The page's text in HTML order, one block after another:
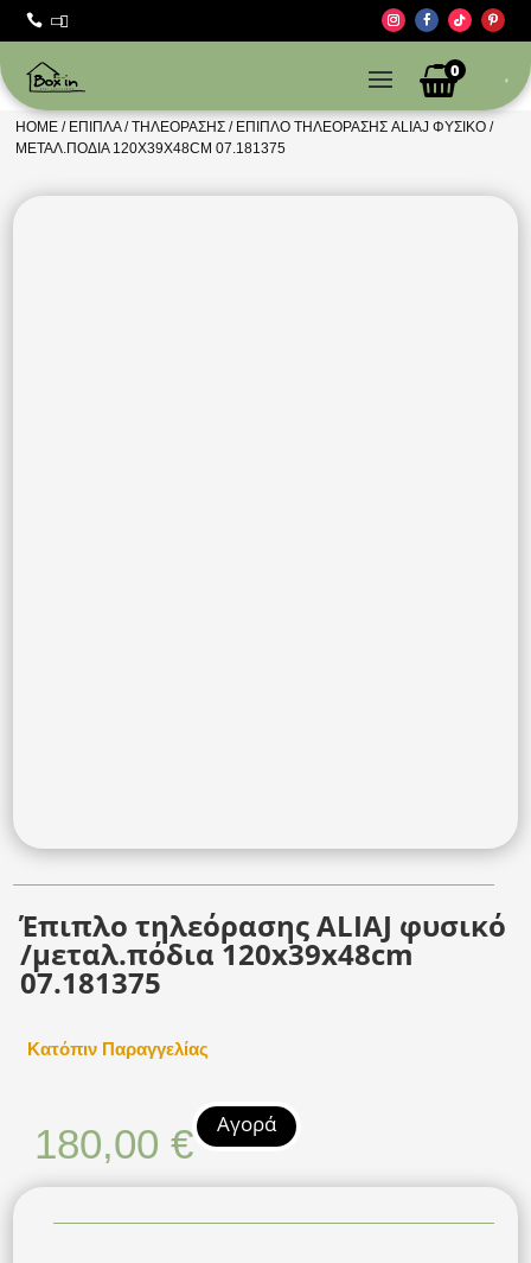
 
0
HOME / ΈΠΙΠΛΑ/ΤΗΛΕΌΡΑΣΗΣ / ΈΠΙΠΛΟ ΤΗΛΕΌΡΑΣΗΣ ALIAJ ΦΥΣΙΚΌ /
ΜΕΤΑΛ.ΠΌΔΙΑ 120X39X48CM 07.181375
Έπιπλο τηλεόρασης ALIAJ φυσικό
/μεταλ.πόδια 120x39x48cm
07.181375
Κατόπιν Παραγγελίας
180,00€ Αγορά